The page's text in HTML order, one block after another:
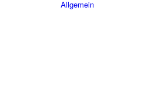
Allgemein